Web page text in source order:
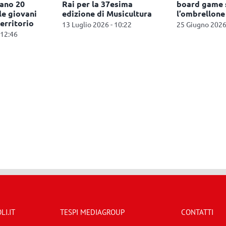
20
giovani
Rai per la 37esima
edizione di Musicultura
13 Luglio 2026 - 10:22
board
l’ombrellone
25 Giugno
TESPI MEDIAGROUP CONTATTI